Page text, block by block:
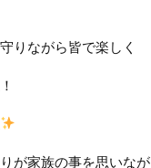
りながら皆で楽しく
が家族の事を思いな